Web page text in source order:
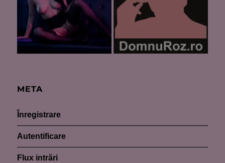
META
Înregistrare
Autentificare
Flux intrări